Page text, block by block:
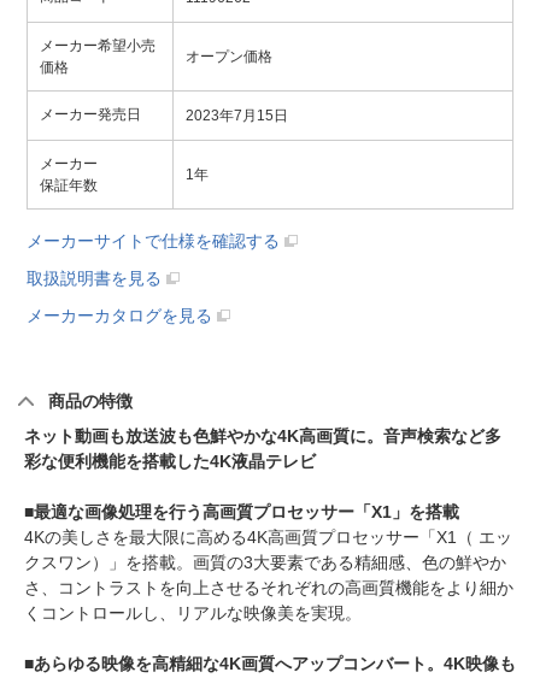
メーカー希望小売
価格
オープン価格
メーカー発売日 2023年7月15日
メーカー
保証年数
1年
メーカーサイトで仕様を確認する
取扱説明書を見る
メーカーカタログを見る
商品の特徴
ネット動画も放送波も色鮮やかな4K高画質に。音声検索など多
彩な便利機能を搭載した4K液晶テレビ
■最適な画像処理を行う高画質プロセッサー「X1」を搭載
4Kの美しさを最大限に高める4K高画質プロセッサー「X1（ エッ
クスワン）」を搭載。画質の3大要素である精細感、色の鮮やか
さ、コントラストを向上させるそれぞれの高画質機能をより細か
くコントロールし、リアルな映像美を実現。
■あらゆる映像を高精細な4K画質へアップコンバート。4K映像も